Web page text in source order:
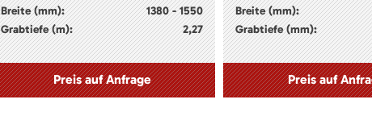
Breite (mm):
1380 - 1550
Grabtiefe (m):
2,27
Preis auf Anfrage
Breite (mm):
Grabtiefe (mm):
Preis auf